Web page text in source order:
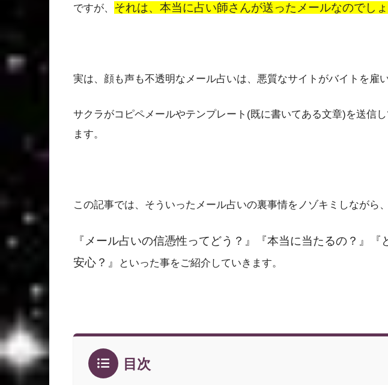
ですが、 それは、本当に占い師さんが送ったメールなのでしょ
実は、顔も声も不透明なメール占いは、悪質なサイトがバイトを雇い
サクラがコピペメールやテンプレート(既に書いてある文章)を送信
ます。
この記事では、そういったメール占いの裏事情をノゾキミしながら、
『メール占いの信憑性ってどう？』『本当に当たるの？』『
安心？』
といった事をご紹介していきます。
目次